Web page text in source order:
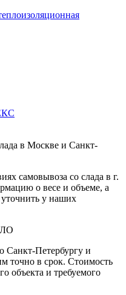
в Москве и Санкт-
самовывоза со слада в г.
о весе и объеме, а
у наших
ЛО
Санкт-Петербургу и
точно в срок. Стоимость
объекта и требуемого